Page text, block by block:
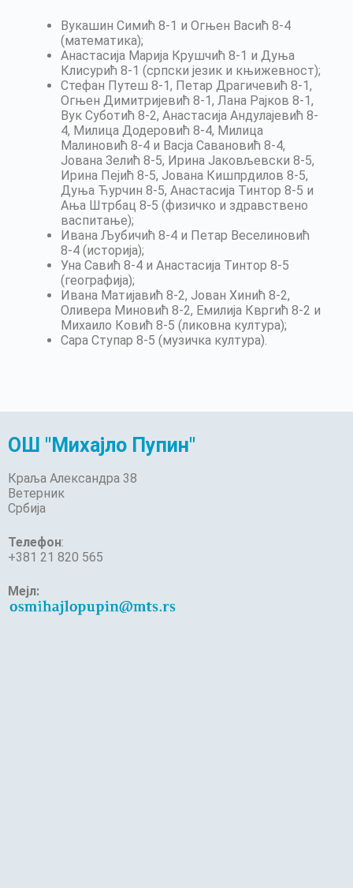
Вукашин Симић 8-1 и Огњен Васић 8-4
(математика);
Анастасија Марија Крушчић 8-1 и Дуња
Клисурић 8-1 (српски језик и књижевност);
Стефан Путеш 8-1, Петар Драгичевић 8-1,
Огњен Димитријевић 8-1, Лана Рајков 8-1,
Вук Суботић 8-2, Анастасија Андулајевић 8-
4, Милица Додеровић 8-4, Милица
Малиновић 8-4 и Васја Савановић 8-4,
Јована Зелић 8-5, Ирина Јаковљевски 8-5,
Ирина Пејић 8-5, Јована Кишпрдилов 8-5,
Дуња Ћурчин 8-5, Анастасија Тинтор 8-5 и
Ања Штрбац 8-5 (физичко и здравствено
васпитање);
Ивана Љубичић 8-4 и Петар Веселиновић
8-4 (историја);
Уна Савић 8-4 и Анастасија Тинтор 8-5
(географија);
Ивана Матијавић 8-2, Јован Хинић 8-2,
Оливера Миновић 8-2, Емилија Квргић 8-2 и
Михаило Ковић 8-5 (ликовна култура);
Сара Ступар 8-5 (музичка култура).
ОШ "Михајло Пупин"
Краља Александра 38
Ветерник
Србија
Телефон:
+381 21 820 565
Мејл: